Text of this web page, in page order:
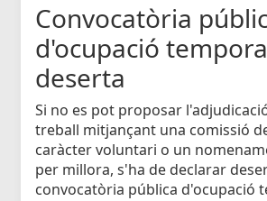
Convocatòria
d'ocupació
deserta
Si no es pot proposar
treball mitjançant una comissió
caràcter voluntari o un
per millora, s'ha de declarar
convocatòria pública d'ocupació